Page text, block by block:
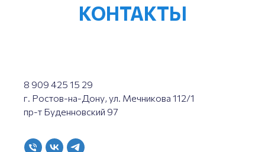
КОНТАКТЫ
8 909 425 15 29
г. Ростов-на-Дону, ул. Мечникова 112/1
пр-т Буденновский 97